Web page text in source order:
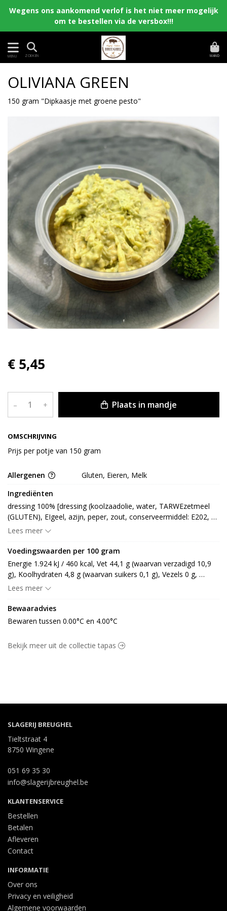
Wegens ons aankomend verlof is het niet meer mogelijk
om te bestellen via de versbox!!!
MENU ZOEKEN MAND
OMSCHRIJVING
Prijs per potje van 150 gram
OLIVIANA GREEN
150 gram "Dipkaasje met groene pesto"
€ 5,45
– + Plaats in mandje
Allergenen
Gluten, Eieren, Melk
Ingrediënten
dressing 100% [dressing (koolzaadolie, water, TARWEzetmeel
(GLUTEN), EIgeel, azijn, peper, zout, conserveermiddel: E202,
E270), oude kaas (gepasteuriseerde MELK, zout, stremsel
conserveermiddel: E251), pesto (kaas (rauwe MELK, zout,
stremsel), basilicum, pijnboompit, olijfolie, knoflookpoeder,
zout, peper, conserveermiddel: E202), conserveermiddel: E202]
(LACTOSE)
Lees meer
Voedingswaarden per 100 gram
Energie 1.924 kJ / 460 kcal, Vet 44,1 g (waarvan verzadigd 10,9
g), Koolhydraten 4,8 g (waarvan suikers 0,1 g), Vezels 0 g,
Eiwitten 10,3 g, Zout 1,4 g.
Lees meer
Bewaaradvies
Bewaren tussen 0.00°C en 4.00°C
Bekijk meer uit de collectie tapas
SLAGERIJ BREUGHEL
Tieltstraat 4
8750 Wingene
051 69 35 30
info@slagerijbreughel.be
KLANTENSERVICE
Bestellen
Betalen
Afleveren
Contact
INFORMATIE
Over ons
Privacy en veiligheid
Algemene voorwaarden